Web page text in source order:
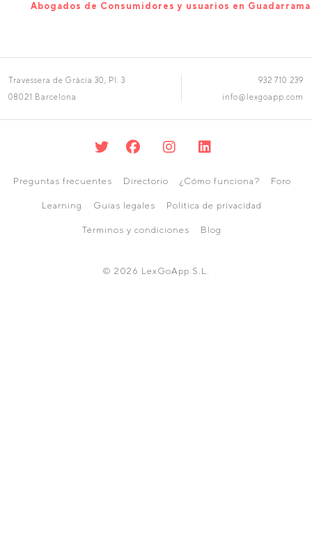
Abogados de Consumidores y usuarios en Guadarrama
Travessera de Gràcia 30, Pl. 3
08021 Barcelona
932 710 239
info@lexgoapp.com
Preguntas frecuentes Directorio ¿Cómo funciona? Foro
Learning Guías legales Política de privacidad
Términos y condiciones Blog
© 2026 LexGoApp S.L.